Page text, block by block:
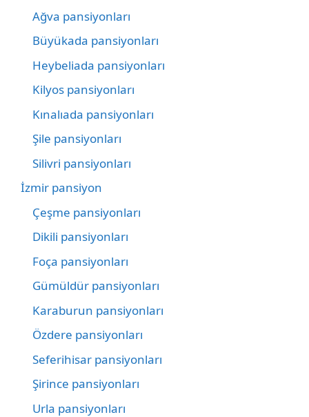
Ağva pansiyonları
Büyükada pansiyonları
Heybeliada pansiyonları
Kilyos pansiyonları
Kınalıada pansiyonları
Şile pansiyonları
Silivri pansiyonları
İzmir pansiyon
Çeşme pansiyonları
Dikili pansiyonları
Foça pansiyonları
Gümüldür pansiyonları
Karaburun pansiyonları
Özdere pansiyonları
Seferihisar pansiyonları
Şirince pansiyonları
Urla pansiyonları